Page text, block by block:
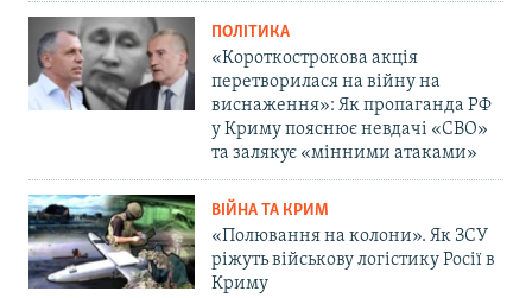
ПОЛІТИКА
«Короткострокова акція
перетворилася на війну на
виснаження»: Як пропаганда РФ
у Криму пояснює невдачі «СВО»
та залякує «мінними атаками»
ВІЙНА ТА КРИМ
«Полювання на колони». Як ЗСУ
ріжуть військову логістику Росії в
Криму